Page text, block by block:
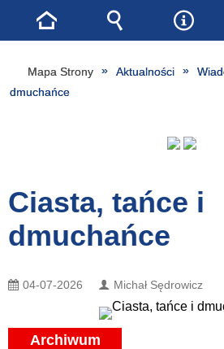
Mapa Strony Aktualności
dmuchańce
Ciasta, tańce i
dmuchańce
04-07-2026 Michał Sędrowicz
Archiwum
Strona
główna